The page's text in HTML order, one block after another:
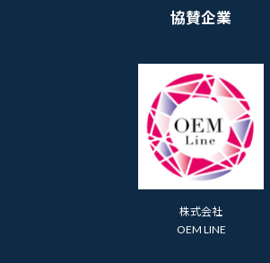
協賛企業
株式会社
OEM LINE